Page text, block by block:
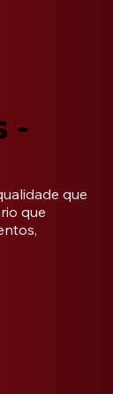
-
que
que